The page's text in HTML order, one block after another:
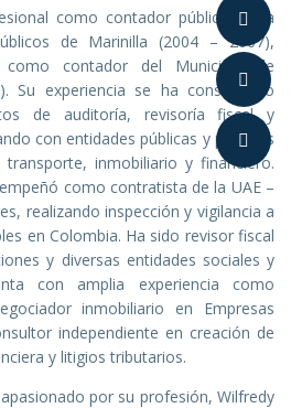
como contador público en la
de Marinilla (2004 – 2007),
como contador del Municipio de
Su experiencia se ha consolidado
de auditoría, revisoría fiscal y
con entidades públicas y privadas
inmobiliario y financiero.
como contratista de la UAE –
realizando inspección y vigilancia a
en Colombia. Ha sido revisor fiscal
y diversas entidades sociales y
con amplia experiencia como
inmobiliario en Empresas
independiente en creación de
y litigios tributarios.
por su profesión, Wilfredy